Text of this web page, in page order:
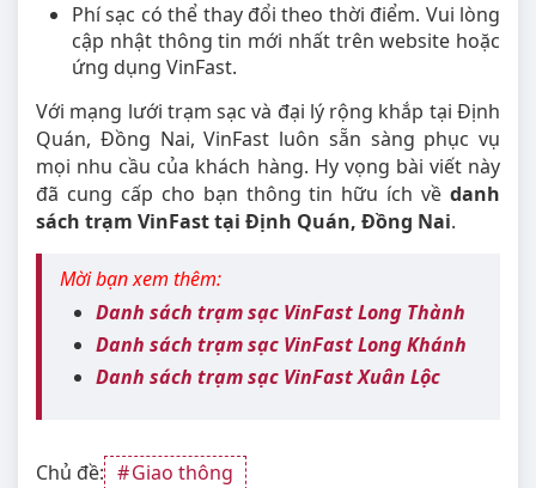
Phí sạc có thể thay đổi theo thời điểm. Vui lòng
cập nhật thông tin mới nhất trên website hoặc
ứng dụng VinFast.
Với mạng lưới trạm sạc và đại lý rộng khắp tại Định
Quán, Đồng Nai, VinFast luôn sẵn sàng phục vụ
mọi nhu cầu của khách hàng. Hy vọng bài viết này
đã cung cấp cho bạn thông tin hữu ích về danh
sách trạm VinFast tại Định Quán, Đồng Nai.
Mời bạn xem thêm:
Danh sách trạm sạc VinFast Long Thành
Danh sách trạm sạc VinFast Long Khánh
Danh sách trạm sạc VinFast Xuân Lộc
Chủ đề: Giao thông